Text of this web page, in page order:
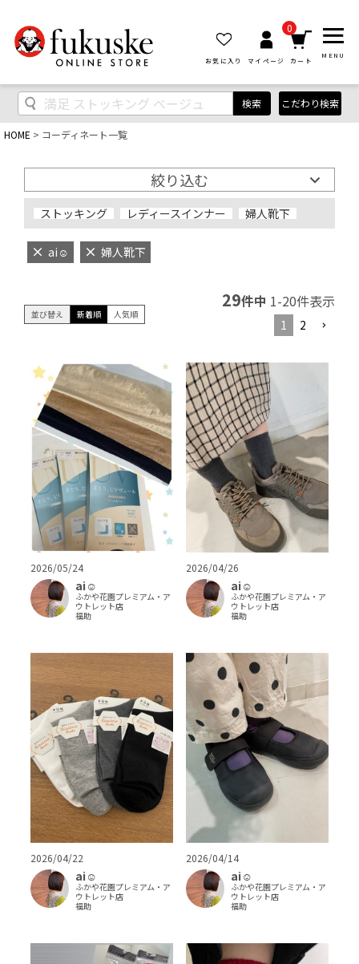
お気に入り マイページ
0
カート
MENU
検索 こだわり検索
HOME コーディネート一覧
絞り込む
ストッキング レディースインナー 婦人靴下
ai‪‪☺︎‬ 婦人靴下
並び替え 新着順 人気順
29件中 1-20件表示
1 2
2026/05/24
ai‪‪☺︎‬
ふかや花園プレミアム・ア
ウトレット店
福助
2026/04/26
ai‪‪☺︎‬
ふかや花園プレミアム・ア
ウトレット店
福助
2026/04/22
ai‪‪☺︎‬
ふかや花園プレミアム・ア
ウトレット店
福助
2026/04/14
ai‪‪☺︎‬
ふかや花園プレミアム・ア
ウトレット店
福助